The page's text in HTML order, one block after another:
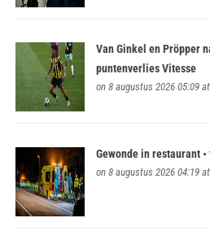
Van Ginkel en Pröpper
puntenverlies Vitesse
on 8 augustus 2026 05:09
Gewonde in restaurant
on 8 augustus 2026 04:19